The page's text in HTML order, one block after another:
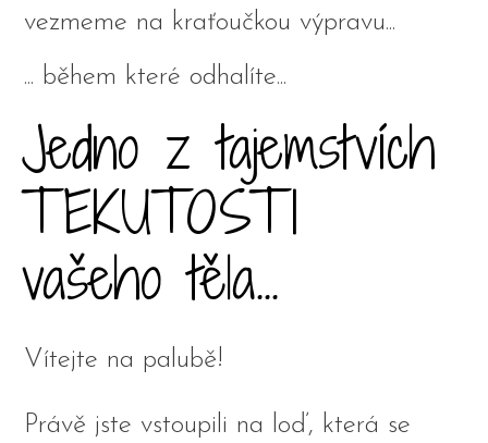
vezmeme na kraťoučkou výpravu...
... během které odhalíte...
Jedno z tajemstvích
TEKUTOSTI
vašeho těla...
Vítejte na palubě!
Právě jste vstoupili na loď, která se